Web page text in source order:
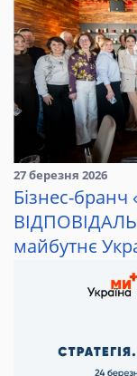
27 березня 2026
Бізнес-бранч
майбутнє